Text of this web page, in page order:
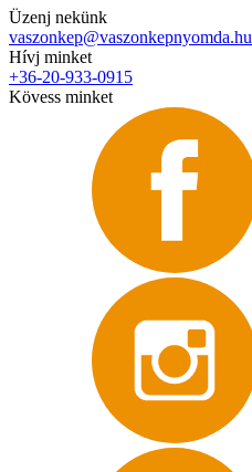
Üzenj nekünk
vaszonkep@vaszonkepnyomda.hu
Hívj minket
+36-20-933-0915
Kövess minket